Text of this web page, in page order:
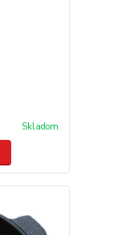
Skladom